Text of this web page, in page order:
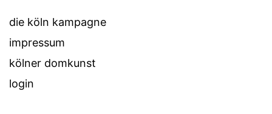
die köln kampagne
impressum
kölner domkunst
login